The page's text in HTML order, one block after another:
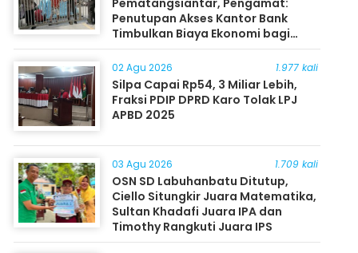
Pematangsiantar, Pengamat:
Penutupan Akses Kantor Bank
Timbulkan Biaya Ekonomi bagi
Masyarakat
02 Agu 2026 1.977 kali
Silpa Capai Rp54, 3 Miliar Lebih,
Fraksi PDIP DPRD Karo Tolak LPJ
APBD 2025
03 Agu 2026 1.709 kali
OSN SD Labuhanbatu Ditutup,
Ciello Situngkir Juara Matematika,
Sultan Khadafi Juara IPA dan
Timothy Rangkuti Juara IPS